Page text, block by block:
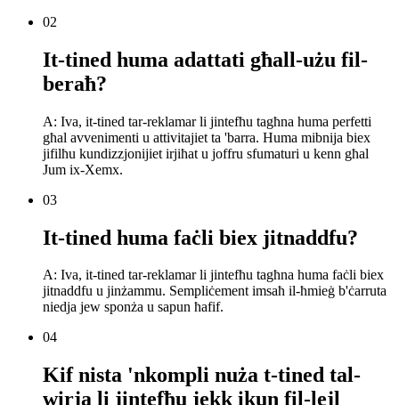
02
It-tined huma adattati għall-użu fil-
beraħ?
A: Iva, it-tined tar-reklamar li jintefħu tagħna huma perfetti
għal avvenimenti u attivitajiet ta 'barra. Huma mibnija biex
jifilħu kundizzjonijiet irjiħat u joffru sfumaturi u kenn għal
Jum ix-Xemx.
03
It-tined huma faċli biex jitnaddfu?
A: Iva, it-tined tar-reklamar li jintefħu tagħna huma faċli biex
jitnaddfu u jinżammu. Sempliċement imsaħ il-ħmieġ b'ċarruta
niedja jew sponża u sapun ħafif.
04
Kif nista 'nkompli nuża t-tined tal-
wirja li jintefħu jekk ikun fil-lejl